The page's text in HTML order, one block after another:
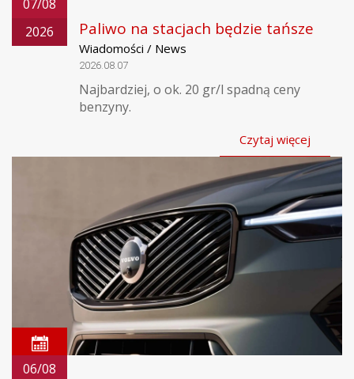
07/08
2026
Paliwo na stacjach będzie tańsze
Wiadomości / News
2026.08.07
Najbardziej, o ok. 20 gr/l spadną ceny
benzyny.
Czytaj więcej
06/08